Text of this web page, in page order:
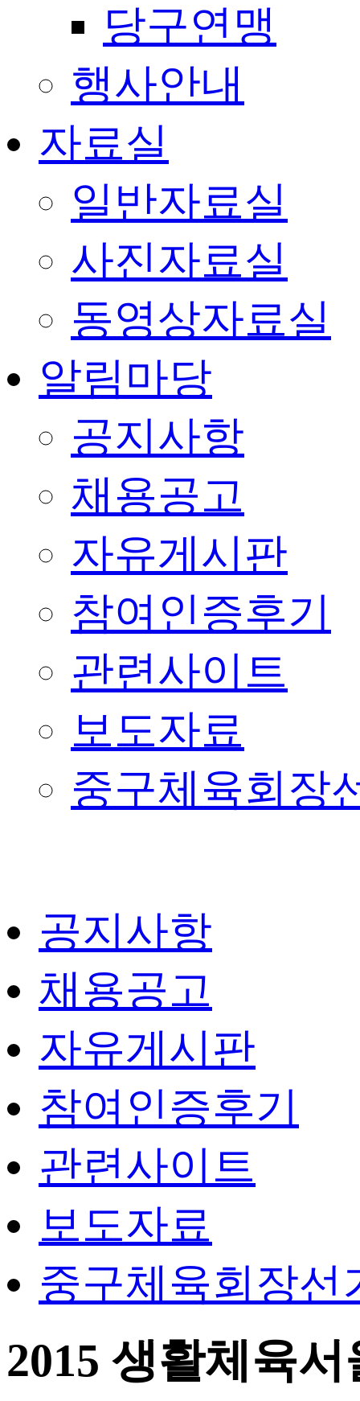
당구연맹
행사안내
자료실
일반자료실
사진자료실
동영상자료실
알림마당
공지사항
채용공고
자유게시판
참여인증후기
관련사이트
보도자료
중구체육회장
공지사항
채용공고
자유게시판
참여인증후기
관련사이트
보도자료
중구체육회장선
2015 생활체육